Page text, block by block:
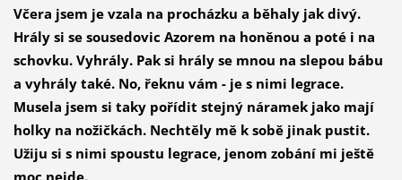
Včera jsem je vzala na procházku a běhaly jak divý.
Hrály si se sousedovic Azorem na honěnou a poté i na
schovku. Vyhrály. Pak si hrály se mnou na slepou bábu
a vyhrály také. No, řeknu vám - je s nimi legrace.
Musela jsem si taky pořídit stejný náramek jako mají
holky na nožičkách. Nechtěly mě k sobě jinak pustit.
Užiju si s nimi spoustu legrace, jenom zobání mi ještě
moc nejde.